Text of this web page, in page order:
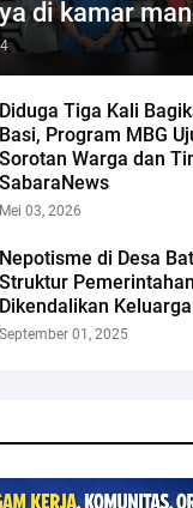
di kamar
Diduga Tiga Kali
Basi, Program MBG
Sorotan Warga dan
SabaraNews
Mei 03, 2026
Nepotisme di Desa
Struktur
Dikendalikan
September 01, 2025